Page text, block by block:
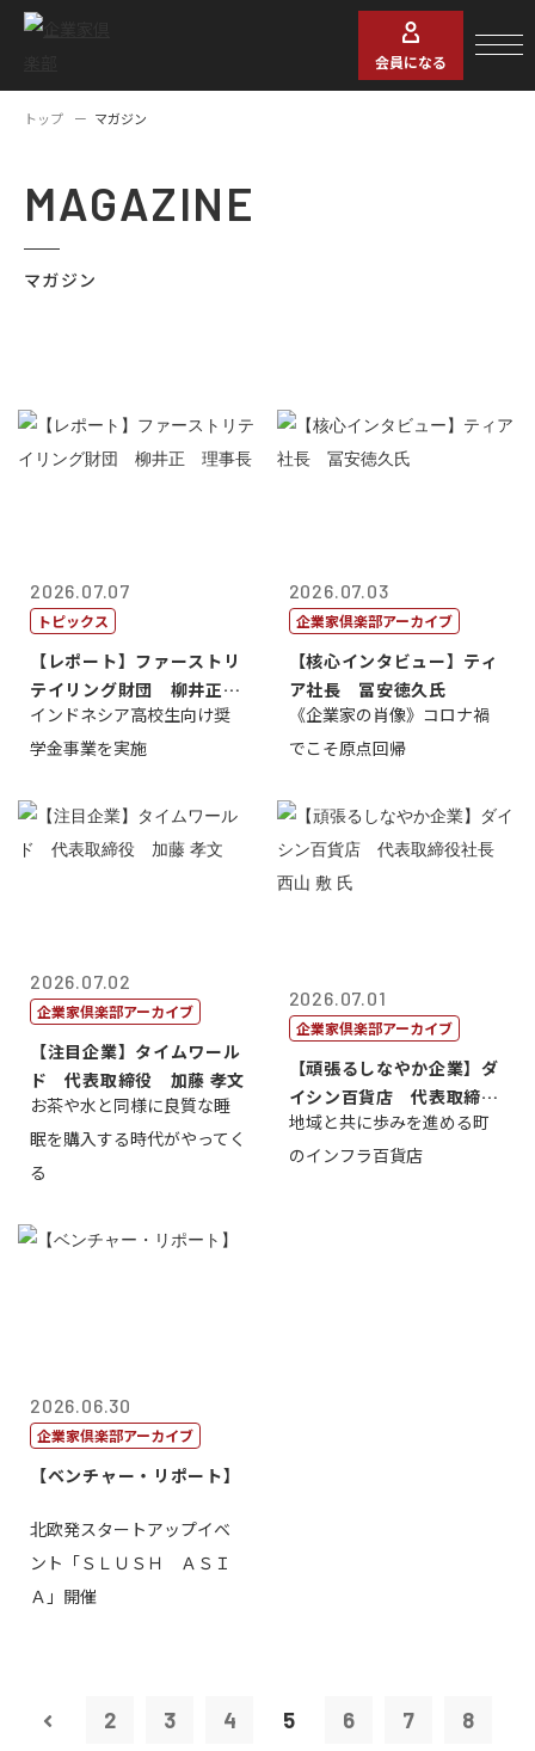
会員になる
トップ マガジン
MAGAZINE
マガジン
2026.07.07
トピックス
【レポート】ファーストリ
テイリング財団 柳井正
理事長
インドネシア高校生向け奨
学金事業を実施
2026.07.03
企業家倶楽部アーカイブ
【核心インタビュー】ティ
ア社長 冨安徳久氏
《企業家の肖像》コロナ禍
でこそ原点回帰
2026.07.02
企業家倶楽部アーカイブ
【注目企業】タイムワール
ド 代表取締役 加藤 孝文
お茶や水と同様に良質な睡
眠を購入する時代がやってく
る
2026.07.01
企業家倶楽部アーカイブ
【頑張るしなやか企業】ダ
イシン百貨店 代表取締役
社長 西山 ...
地域と共に歩みを進める町
のインフラ百貨店
2026.06.30
企業家倶楽部アーカイブ
【ベンチャー・リポート】
北欧発スタートアップイベ
ント「ＳＬＵＳＨ ＡＳＩ
Ａ」開催
2 3 4 5 6 7 8